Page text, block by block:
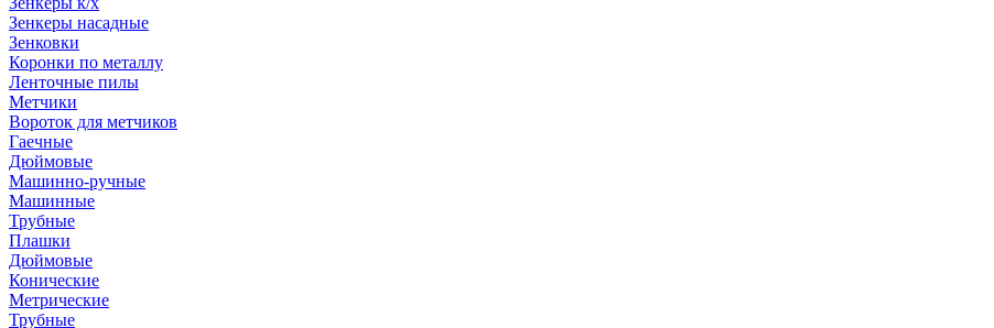
Зенкеры насадные
Зенковки
Коронки по металлу
Ленточные пилы
Метчики
Вороток для метчиков
Гаечные
Дюймовые
Машинно-ручные
Машинные
Трубные
Плашки
Дюймовые
Конические
Метрические
Трубные